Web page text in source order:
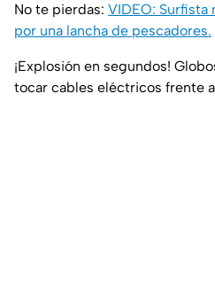
No te pierdas: VIDEO: Surfista
por una lancha de pescadores.
¡Explosión en segundos!
tocar cables eléctricos frente